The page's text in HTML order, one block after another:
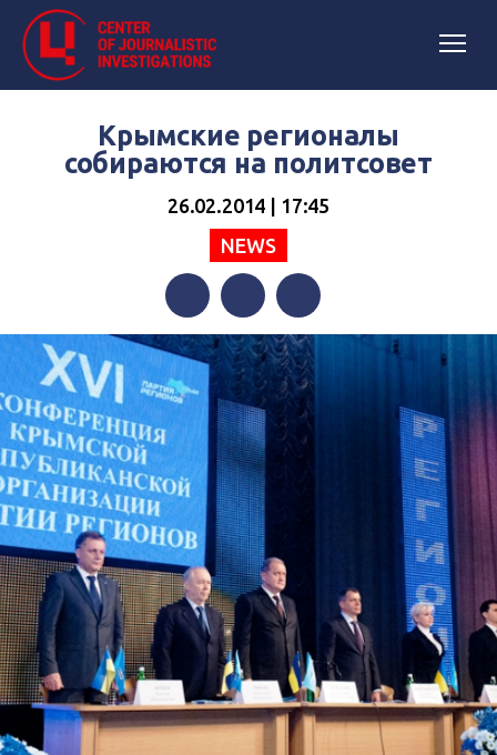
Крымские регионалы
собираются на политсовет
26.02.2014 | 17:45
NEWS
FacebookTwitterTelegram